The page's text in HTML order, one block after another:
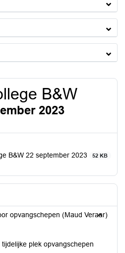
B&W
2023
B&W 22 september 2023
52 KB
opvangschepen (Maud Veraar)
plek opvangschepen